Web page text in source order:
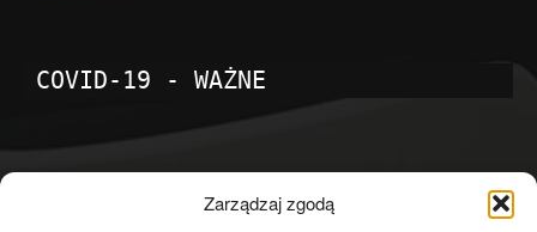
Zarządzaj zgodą
COVID-19 - WAŻNE